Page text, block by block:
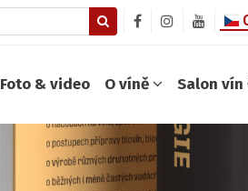
Foto & video O víně Salon vín